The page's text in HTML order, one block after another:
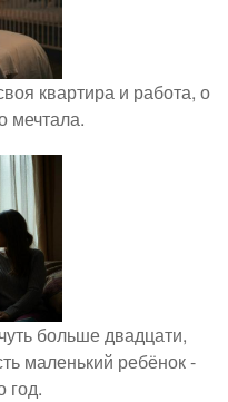
квартира и работа, о
мечтала.
больше двадцати,
маленький ребёнок -
год.